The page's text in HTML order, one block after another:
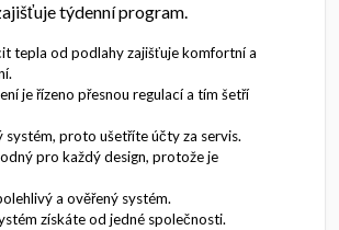
týdenní program.
tepla od podlahy zajišťuje komfortní a
je řízeno přesnou regulací a tím šetří
systém, proto ušetříte účty za servis.
pro každý design, protože je
a ověřený systém.
získáte od jedné společnosti.